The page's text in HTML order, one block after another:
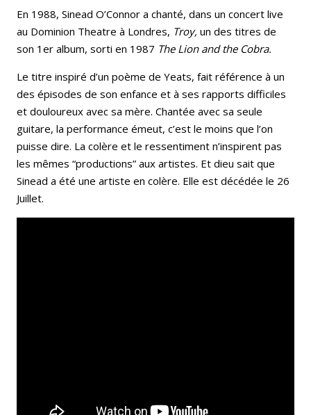
En 1988, Sinead O’Connor a chanté, dans un concert live
au Dominion Theatre à Londres, Troy, un des titres de
son 1er album, sorti en 1987 The Lion and the Cobra.
Le titre inspiré d’un poème de Yeats, fait référence à un
des épisodes de son enfance et à ses rapports difficiles
et douloureux avec sa mère. Chantée avec sa seule
guitare, la performance émeut, c’est le moins que l’on
puisse dire. La colère et le ressentiment n’inspirent pas
les mêmes “productions” aux artistes. Et dieu sait que
Sinead a été une artiste en colère. Elle est décédée le 26
Juillet.